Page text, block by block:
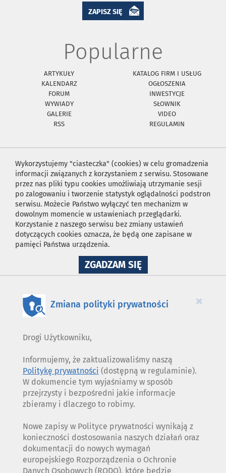
ZAPISZ SIĘ
Popularne
ARTYKUŁY
KATALOG FIRM I USŁUG
KALENDARZ
OGŁOSZENIA
FORUM
INWESTYCJE
WYWIADY
SŁOWNIK
GALERIE
VIDEO
RSS
REGULAMIN
Wykorzystujemy "ciasteczka" (cookies) w celu gromadzenia
informacji związanych z korzystaniem z serwisu. Stosowane
przez nas pliki typu cookies umożliwiają utrzymanie sesji
po zalogowaniu i tworzenie statystyk oglądalności podstron
serwisu. Możecie Państwo wyłączyć ten mechanizm w
dowolnym momencie w ustawieniach przeglądarki.
Korzystanie z naszego serwisu bez zmiany ustawień
dotyczących cookies oznacza, że będą one zapisane w
pamięci Państwa urządzenia.
ZGADZAM SIĘNA
WYKORZYSTANIE
×
Zmiana polityki prywatności
Drogi Użytkowniku,
Informujemy, że zaktualizowaliśmy naszą
Politykę prywatności (dostępną w regulaminie).
W dokumencie tym wyjaśniamy w sposób
przejrzysty i bezpośredni jakie informacje
zbieramy i dlaczego to robimy.
Nowe zapisy w Polityce prywatności wynikają z
konieczności dostosowania naszych działań oraz
dokumentacji do nowych wymagań
europejskiego Rozporządzenia o Ochronie
Danych Osobowych (RODO), które będzie